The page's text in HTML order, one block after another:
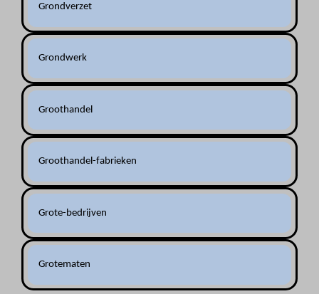
Grondverzet
Grondwerk
Groothandel
Groothandel-fabrieken
Grote-bedrijven
Grotematen